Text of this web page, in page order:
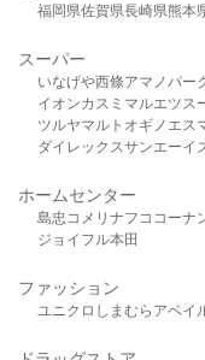
福岡県佐賀県長崎県熊本
スーパー
いなげや西條アマノパー
イオンカスミ マルエツス
ツルヤマルト オギノ エス
ダイレックスサンエーイ
ホームセンター
島忠 コメリ ナフコ コーナ
ジョイフル本田
ファッション
ユニクロ しまむら アベイ